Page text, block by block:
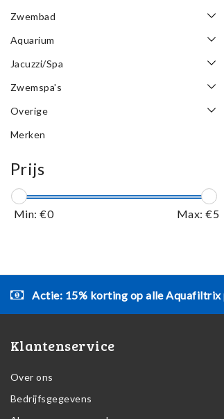
Zwembad
Aquarium
Jacuzzi/Spa
Zwemspa's
Overige
Merken
Prijs
Min: €0 Max: €5
Actie: 15% korting op alle Aquafiltrix
Klantenservice
Over ons
Bedrijfsgegevens